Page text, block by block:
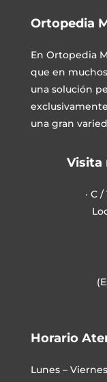
Ortopedia
En Ortopedia
que en
una solución
una gran
Visita
· C
Horario
Lunes –